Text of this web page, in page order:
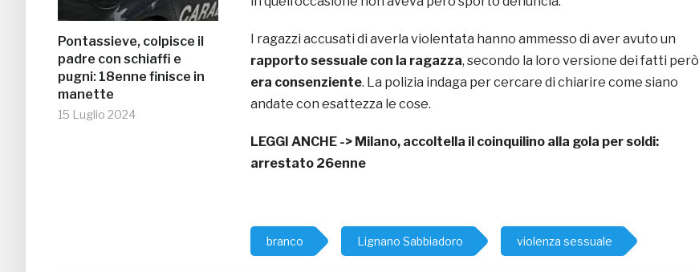
Pontassieve, colpisce il
padre con schiaffi e
pugni: 18enne finisce in
manette
15 Luglio 2024
I ragazzi accusati di averla violentata hanno ammesso di aver avuto un
rapporto sessuale con la ragazza, secondo la loro versione dei fatti però
era consenziente. La polizia indaga per cercare di chiarire come siano
andate con esattezza le cose.
LEGGI ANCHE -> Milano, accoltella il coinquilino alla gola per soldi:
arrestato 26enne
branco Lignano Sabbiadoro violenza sessuale